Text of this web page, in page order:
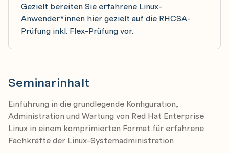
Gezielt bereiten Sie erfahrene Linux-
Anwender*innen hier gezielt auf die RHCSA-
Prüfung inkl. Flex-Prüfung vor.
Seminarinhalt
Einführung in die grundlegende Konfiguration,
Administration und Wartung von Red Hat Enterprise
Linux in einem komprimierten Format für erfahrene
Fachkräfte der Linux-Systemadministration